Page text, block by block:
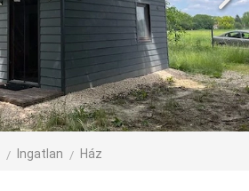
Ingatlan Ház